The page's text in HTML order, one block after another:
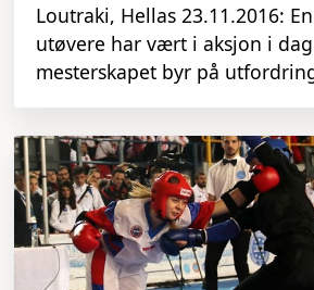
Loutraki, Hellas 23.11.2016:
utøvere har vært i aksjon i
mesterskapet byr på